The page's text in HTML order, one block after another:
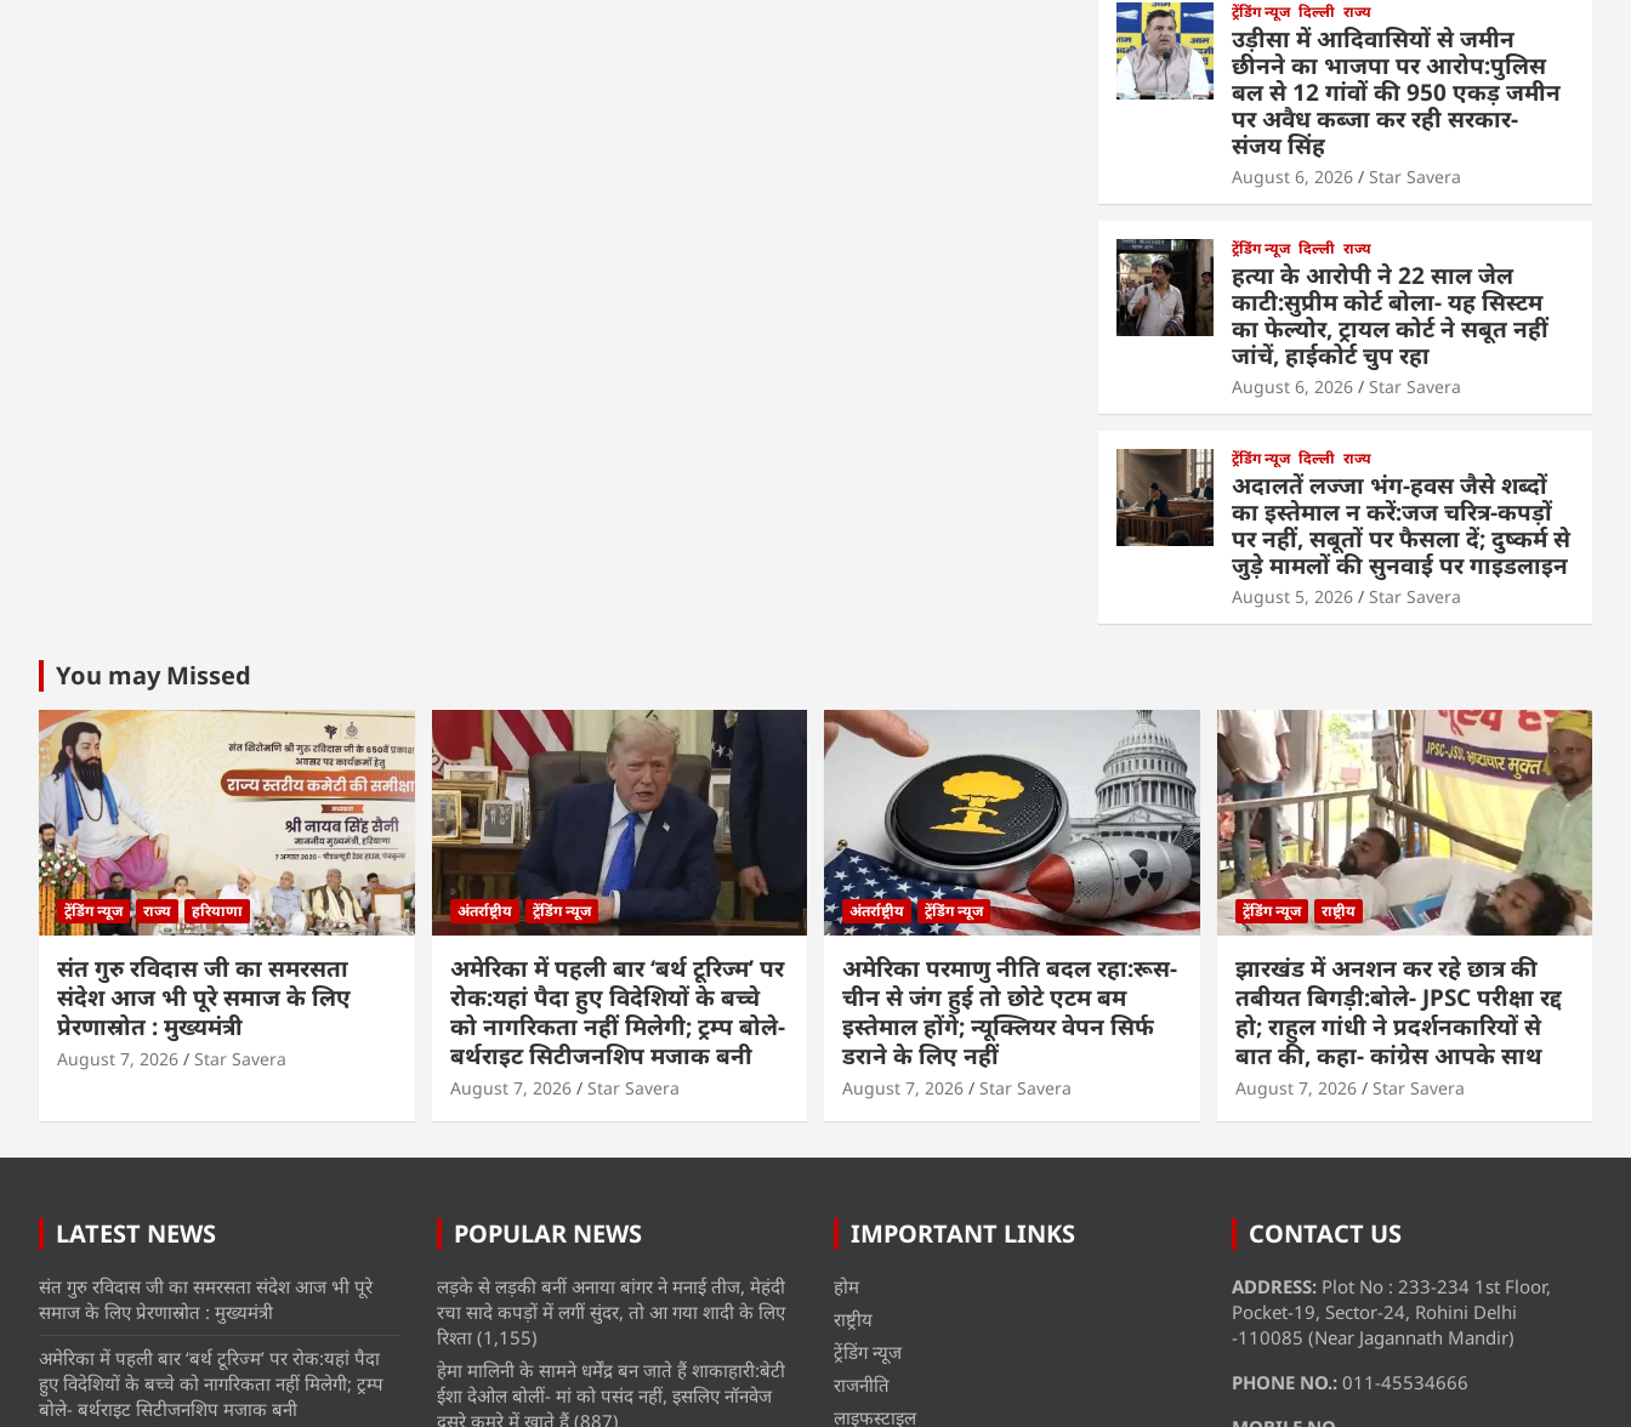
ट्रेंडिंग न्यूज दिल्ली राज्य
उड़ीसा में आदिवासियों से जमीन
छीनने का भाजपा पर आरोप:पुलिस
बल से 12 गांवों की 950 एकड़ जमीन
पर अवैध कब्जा कर रही सरकार-
संजय सिंह
August 6, 2026 Star Savera
ट्रेंडिंग न्यूज दिल्ली राज्य
हत्या के आरोपी ने 22 साल जेल
काटी:सुप्रीम कोर्ट बोला- यह सिस्टम
का फेल्योर, ट्रायल कोर्ट ने सबूत नहीं
जांचें, हाईकोर्ट चुप रहा
August 6, 2026 Star Savera
ट्रेंडिंग न्यूज दिल्ली राज्य
अदालतें लज्जा भंग-हवस जैसे शब्दों
का इस्तेमाल न करें:जज चरित्र-कपड़ों
पर नहीं, सबूतों पर फैसला दें; दुष्कर्म से
जुड़े मामलों की सुनवाई पर गाइडलाइन
August 5, 2026 Star Savera
You may Missed
ट्रेंडिंग न्यूज राज्य हरियाणा
संत गुरु रविदास जी का समरसता
संदेश आज भी पूरे समाज के लिए
प्रेरणास्रोत : मुख्यमंत्री
August 7, 2026 Star Savera
अंतर्राष्ट्रीय ट्रेंडिंग न्यूज
अमेरिका में पहली बार ‘बर्थ टूरिज्म’ पर
रोक:यहां पैदा हुए विदेशियों के बच्चे
को नागरिकता नहीं मिलेगी; ट्रम्प बोले-
बर्थराइट सिटीजनशिप मजाक बनी
August 7, 2026 Star Savera
अंतर्राष्ट्रीय ट्रेंडिंग न्यूज
अमेरिका परमाणु नीति बदल रहा:रूस-
चीन से जंग हुई तो छोटे एटम बम
इस्तेमाल होंगे; न्यूक्लियर वेपन सिर्फ
डराने के लिए नहीं
August 7, 2026 Star Savera
ट्रेंडिंग न्यूज राष्ट्रीय
झारखंड में अनशन कर रहे छात्र की
तबीयत बिगड़ी:बोले- JPSC परीक्षा रद्द
हो; राहुल गांधी ने प्रदर्शनकारियों से
बात की, कहा- कांग्रेस आपके साथ
August 7, 2026 Star Savera
LATEST NEWS
संत गुरु रविदास जी का समरसता संदेश आज भी पूरे
समाज के लिए प्रेरणास्रोत : मुख्यमंत्री
अमेरिका में पहली बार ‘बर्थ टूरिज्म’ पर रोक:यहां पैदा
हुए विदेशियों के बच्चे को नागरिकता नहीं मिलेगी; ट्रम्प
बोले- बर्थराइट सिटीजनशिप मजाक बनी
POPULAR NEWS
लड़के से लड़की बनीं अनाया बांगर ने मनाई तीज, मेहंदी
रचा सादे कपड़ों में लगीं सुंदर, तो आ गया शादी के लिए
रिश्ता (1,155)
हेमा मालिनी के सामने धर्मेंद्र बन जाते हैं शाकाहारी:बेटी
ईशा देओल बोलीं- मां को पसंद नहीं, इसलिए नॉनवेज
दूसरे कमरे में खाते हैं (887)
IMPORTANT LINKS
होम
राष्ट्रीय
ट्रेंडिंग न्यूज
राजनीति
लाइफस्टाइल
CONTACT US
ADDRESS: Plot No : 233-234 1st Floor,
Pocket-19, Sector-24, Rohini Delhi
-110085 (Near Jagannath Mandir)
PHONE NO.: 011-45534666